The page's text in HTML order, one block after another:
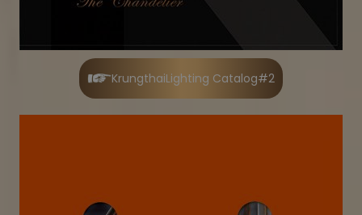
KrungthaiLighting Catalog#2